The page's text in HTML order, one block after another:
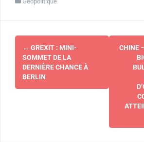
Navigation
d'article
← GREXIT : MINI-
SOMMET DE LA
DERNIÈRE CHANCE À
BERLIN
CHINE